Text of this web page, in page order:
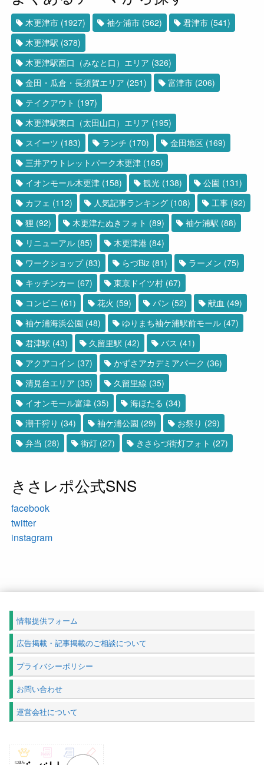
木更津市 (1927) 袖ケ浦市 (562) 君津市 (541)
木更津駅 (378)
木更津駅西口（みなと口）エリア (326)
金田・瓜倉・長須賀エリア (251) 富津市 (206)
テイクアウト (197)
木更津駅東口（太田山口）エリア (195)
スイーツ (183) ランチ (170) 金田地区 (169)
三井アウトレットパーク木更津 (165)
イオンモール木更津 (158) 観光 (138) 公園 (131)
カフェ (112) 人気記事ランキング (108) 工事 (92)
狸 (92) 木更津たぬきフォト (89) 袖ケ浦駅 (88)
リニューアル (85) 木更津港 (84)
ワークショップ(83) らづBiz (81) ラーメン (75)
キッチンカー (67) 東京ドイツ村 (67)
コンビニ (61) 花火 (59) パン (52) 献血 (49)
袖ケ浦海浜公園 (48) ゆりまち袖ケ浦駅前モール (47)
君津駅 (43) 久留里駅 (42) バス (41)
アクアコイン (37) かずさアカデミアパーク (36)
清見台エリア (35) 久留里線 (35)
イオンモール富津 (35) 海ほたる (34)
潮干狩り (34) 袖ケ浦公園 (29) お祭り (29)
弁当 (28) 街灯 (27) きさらづ街灯フォト (27)
きさレポ公式SNS
facebook
twitter
instagram
情報提供フォーム
広告掲載・記事掲載のご相談について
プライバシーポリシー
お問い合わせ
運営会社について